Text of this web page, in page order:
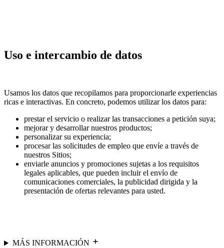
Uso e intercambio de datos
Usamos los datos que recopilamos para proporcionarle experiencias
ricas e interactivas. En concreto, podemos utilizar los datos para:
prestar el servicio o realizar las transacciones a petición suya;
mejorar y desarrollar nuestros productos;
personalizar su experiencia;
procesar las solicitudes de empleo que envíe a través de
nuestros Sitios;
enviarle anuncios y promociones sujetas a los requisitos
legales aplicables, que pueden incluir el envío de
comunicaciones comerciales, la publicidad dirigida y la
presentación de ofertas relevantes para usted.
MÁS INFORMACIÓN